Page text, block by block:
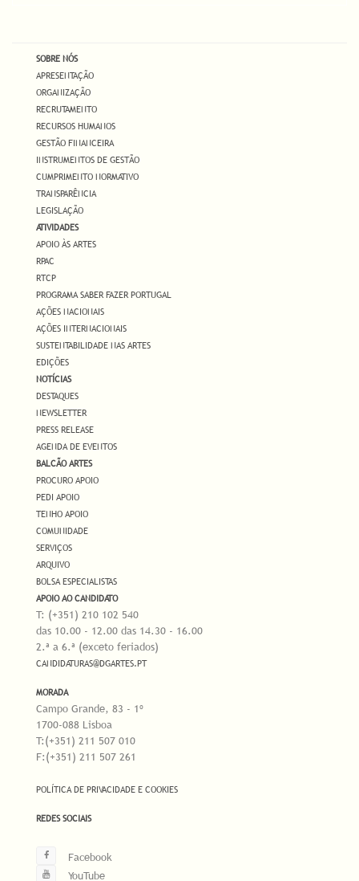
SOBRE NÓS
APRESENTAÇÃO
ORGANIZAÇÃO
RECRUTAMENTO
RECURSOS HUMANOS
GESTÃO FINANCEIRA
INSTRUMENTOS DE GESTÃO
CUMPRIMENTO NORMATIVO
TRANSPARÊNCIA
LEGISLAÇÃO
ATIVIDADES
APOIO ÀS ARTES
RPAC
RTCP
PROGRAMA SABER FAZER PORTUGAL
AÇÕES NACIONAIS
AÇÕES INTERNACIONAIS
SUSTENTABILIDADE NAS ARTES
EDIÇÕES
NOTÍCIAS
DESTAQUES
NEWSLETTER
PRESS RELEASE
AGENDA DE EVENTOS
BALCÃO ARTES
PROCURO APOIO
PEDI APOIO
TENHO APOIO
COMUNIDADE
SERVIÇOS
ARQUIVO
BOLSA ESPECIALISTAS
APOIO AO CANDIDATO
T: (+351) 210 102 540
das 10.00 - 12.00 das 14.30 - 16.00
2.ª a 6.ª (exceto feriados)
CANDIDATURAS@DGARTES.PT
MORADA
Campo Grande, 83 - 1º
1700-088 Lisboa
T:(+351) 211 507 010
F:(+351) 211 507 261
POLÍTICA DE PRIVACIDADE E COOKIES
REDES SOCIAIS
Facebook
YouTube